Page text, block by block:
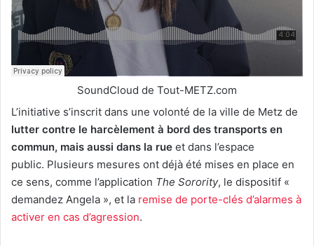
SoundCloud de Tout-METZ.com
L’initiative s’inscrit dans une volonté de la ville de Metz de
lutter contre le harcèlement à bord des transports en
commun, mais aussi dans la rue et dans l’espace
public. Plusieurs mesures ont déjà été mises en place en
ce sens, comme l’application The Sorority, le dispositif «
demandez Angela », et la remise de porte-clés d’alarmes à
activer en cas d’agression.